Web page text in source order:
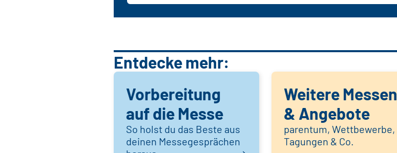
Entdecke mehr:
Vorbereitung
auf die Messe
So holst du das Beste aus
deinen Messegesprächen
Weitere Messen
& Angebote
parentum, Wettbewerbe,
Tagungen & Co.